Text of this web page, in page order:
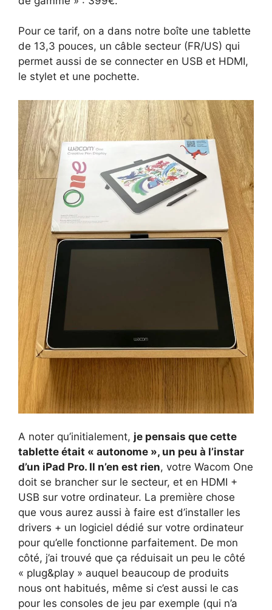
Pour ce tarif, on a dans notre boîte une tablette
de 13,3 pouces, un câble secteur (FR/US) qui
permet aussi de se connecter en USB et HDMI,
le stylet et une pochette.
A noter qu’initialement, je pensais que cette
tablette était « autonome », un peu à l’instar
d’un iPad Pro. Il n’en est rien, votre Wacom One
doit se brancher sur le secteur, et en HDMI +
USB sur votre ordinateur. La première chose
que vous aurez aussi à faire est d’installer les
drivers + un logiciel dédié sur votre ordinateur
pour qu’elle fonctionne parfaitement. De mon
côté, j’ai trouvé que ça réduisait un peu le côté
« plug&play » auquel beaucoup de produits
nous ont habitués, même si c’est aussi le cas
pour les consoles de jeu par exemple (qui n’a